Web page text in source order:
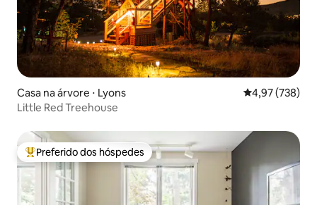
Casa na árvore ⋅ Lyons 4,97 de uma
4,97 (738)
Little Red Treehouse
Entre os melhores preferidos dos hóspedes
Preferido dos hóspedes